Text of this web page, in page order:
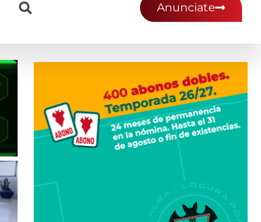
Anunciate